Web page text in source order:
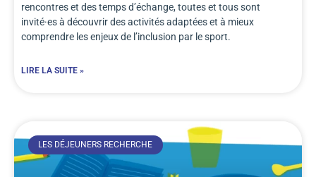
rencontres et des temps d’échange, toutes et tous sont
invité·es à découvrir des activités adaptées et à mieux
comprendre les enjeux de l’inclusion par le sport.
LIRE LA SUITE »
LES DÉJEUNERS RECHERCHE